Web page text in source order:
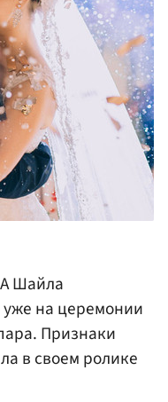
Шайла
уже на церемонии
Признаки
в своем ролике